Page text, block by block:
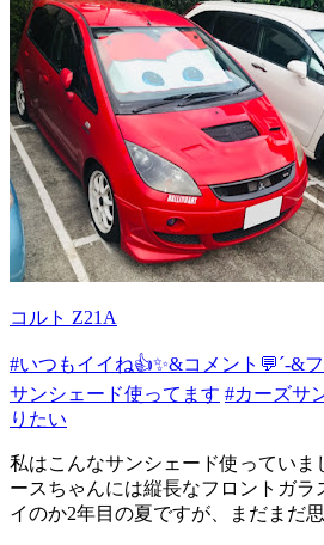
コルト Z21A
#いつもイイね👍✨️&コメント💬´-&
サンシェード使ってます #カーズサ
りたい
私はこんなサンシェード使っていま
ースちゃんには縦長なフロントガラ
イのか2年目の夏ですが、まだまだ